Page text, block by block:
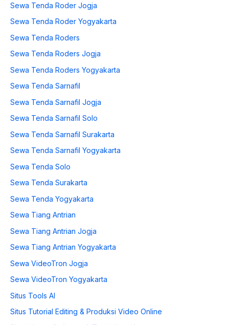
Sewa Tenda Roder Jogja
Sewa Tenda Roder Yogyakarta
Sewa Tenda Roders
Sewa Tenda Roders Jogja
Sewa Tenda Roders Yogyakarta
Sewa Tenda Sarnafil
Sewa Tenda Sarnafil Jogja
Sewa Tenda Sarnafil Solo
Sewa Tenda Sarnafil Surakarta
Sewa Tenda Sarnafil Yogyakarta
Sewa Tenda Solo
Sewa Tenda Surakarta
Sewa Tenda Yogyakarta
Sewa Tiang Antrian
Sewa Tiang Antrian Jogja
Sewa Tiang Antrian Yogyakarta
Sewa VideoTron Jogja
Sewa VideoTron Yogyakarta
Situs Tools AI
Situs Tutorial Editing & Produksi Video Online